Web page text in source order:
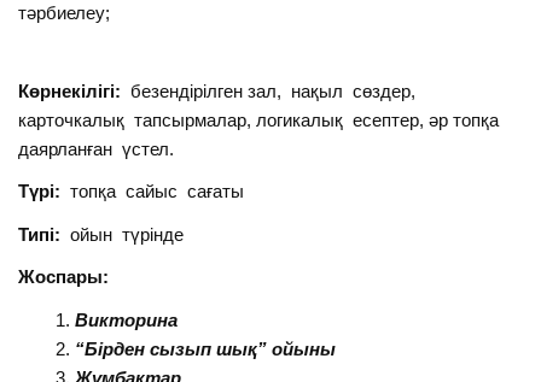
тәрбиелеу;
Көрнекілігі: безендірілген зал, нақыл сөздер,
карточкалық тапсырмалар, логикалық есептер, әр топқа
даярланған үстел.
Түрі: топқа сайыс сағаты
Типі: ойын түрінде
Жоспары:
Викторина
“Бірден сызып шық” ойыны
Жұмбақтар